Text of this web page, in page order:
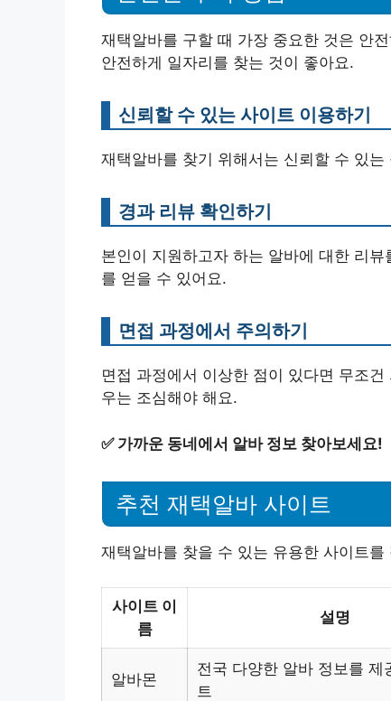
재택알바를 구할 때 가장 중요한 것은 안
안전하게 일자리를 찾는 것이 좋아요.
신뢰할 수 있는 사이트 이용하기
재택알바를 찾기 위해서는 신뢰할 수 있
경과 리뷰 확인하기
본인이 지원하고자 하는 알바에 대한 리
를 얻을 수 있어요.
면접 과정에서 주의하기
면접 과정에서 이상한 점이 있다면 무조
우는 조심해야 해요.
✅ 가까운 동네에서 알바 정보 찾아보세요!
추천 재택알바 사이트
재택알바를 찾을 수 있는 유용한 사이트
사이트 이
름
설명
알바몬
전국 다양한 알바 정보를 제
트